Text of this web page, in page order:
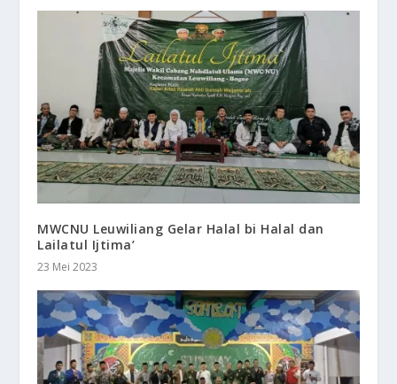
MWCNU Leuwiliang Gelar Halal bi Halal dan
Lailatul Ijtima’
23 Mei 2023